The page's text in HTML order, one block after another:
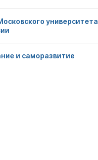
университета
и саморазвитие